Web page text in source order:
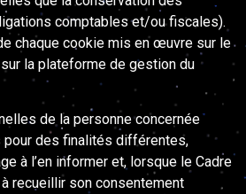
comptables et/ou fiscales).
chaque cookie mis en œuvre sur le
la plateforme de gestion du
de la personne concernée
pour des finalités différentes,
à l’en informer et, lorsque le Cadre
à recueillir son consentement